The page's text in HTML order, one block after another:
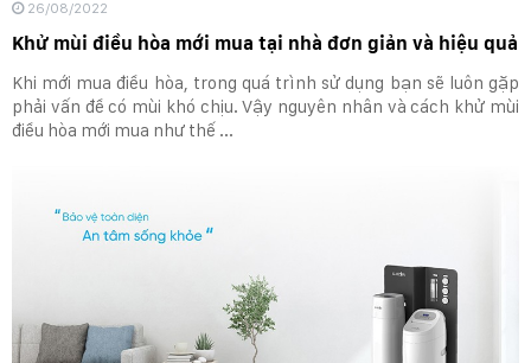
26/08/2022
Khử mùi điều hòa mới mua tại nhà đơn giản và hiệu quả
Khi mới mua điều hòa, trong quá trình sử dụng bạn sẽ luôn gặp
phải vấn đề có mùi khó chịu. Vậy nguyên nhân và cách khử mùi
điều hòa mới mua như thế ...